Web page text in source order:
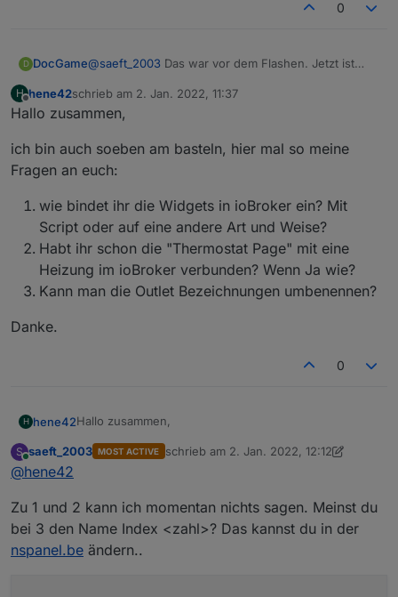
0
D DocGame@saeft_2003 Das war vor dem Flashen. Jetzt ist
H
Offline
hene42schrieb am 2. Jan. 2022, 11:37
zuletzt editiert von
Hallo zusammen,
ich bin auch soeben am basteln, hier mal so meine
Fragen an euch:
wie bindet ihr die Widgets in ioBroker ein? Mit
Script oder auf eine andere Art und Weise?
Habt ihr schon die "Thermostat Page" mit eine
Heizung im ioBroker verbunden? Wenn Ja wie?
Kann man die Outlet Bezeichnungen umbenennen?
Danke.
0
H hene42Hallo zusammen,
ich bin auch soeben am basteln, hier mal so meine
Script oder auf eine andere Art und Weise?
Habt ihr schon die "Thermostat Page" mit eine
Kann man die Outlet Bezeichnungen
Danke.
S
Online
saeft_2003 MOST ACTIVE schrieb am 2. Jan. 2022, 12:12
zuletzt editiert von saeft_20031. Feb.
@hene42
Zu 1 und 2 kann ich momentan nichts sagen. Meinst du
bei 3 den Name Index <zahl>? Das kannst du in der
nspanel.be ändern..